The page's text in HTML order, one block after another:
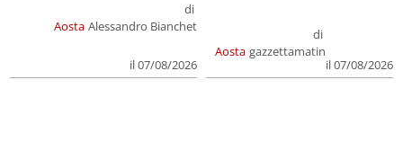
Aosta
di
Alessandro Bianchet
il 07/08/2026
Aosta
di
gazzettamatin
il 07/08/2026